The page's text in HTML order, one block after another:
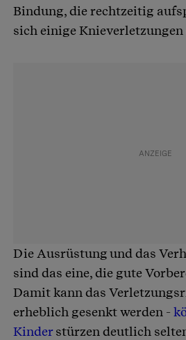
Bindung, die rechtzeitig
sich einige Knieverletzungen
Die Ausrüstung und das
sind das eine, die gute
Damit kann das
erheblich gesenkt werden -
Kinderstürzen deutlich